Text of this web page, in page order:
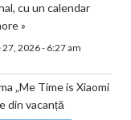
cu un calendar
»
2026 - 6:27 am
„Me Time is Xiaomi
din vacanță